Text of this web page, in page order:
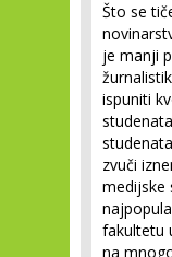
Što se
je manji
ispuniti
zvuči
medijske
fakultetu
na